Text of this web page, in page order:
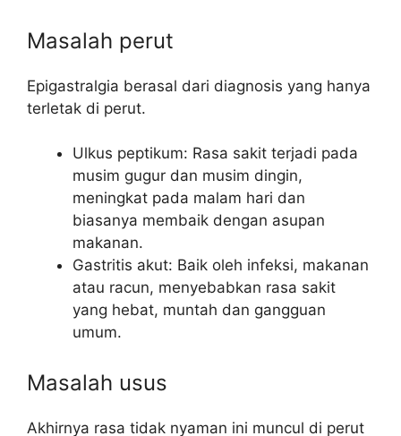
Masalah perut
Epigastralgia berasal dari diagnosis yang hanya
terletak di perut.
Ulkus peptikum: Rasa sakit terjadi pada
musim gugur dan musim dingin,
meningkat pada malam hari dan
biasanya membaik dengan asupan
makanan.
Gastritis akut: Baik oleh infeksi, makanan
atau racun, menyebabkan rasa sakit
yang hebat, muntah dan gangguan
umum.
Masalah usus
Akhirnya rasa tidak nyaman ini muncul di perut